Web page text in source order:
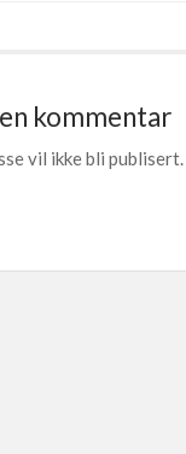
kommentar
vil ikke bli publisert.